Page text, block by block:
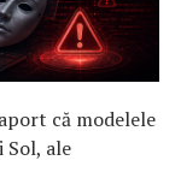
că modelele
ale